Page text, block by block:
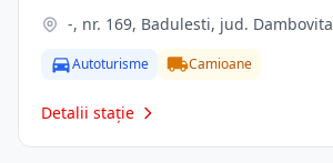
-, nr. 169, Badulesti, jud. Dambovita
Autoturisme Camioane
Detalii stație